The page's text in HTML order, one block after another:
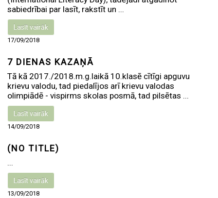
sabiedrībai par lasīt, rakstīt un ...
Lasīt vairāk
17/09/2018
7 DIENAS KAZAŅĀ
Tā kā 2017./2018.m.g.laikā 10.klasē cītīgi apguvu
krievu valodu, tad piedalījos arī krievu valodas
olimpiādē - vispirms skolas posmā, tad pilsētas ...
Lasīt vairāk
14/09/2018
(NO TITLE)
...
Lasīt vairāk
13/09/2018